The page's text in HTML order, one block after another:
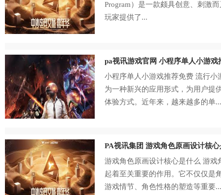
Program）是一款颇具创意、刺激
玩家提供了...
pa视讯游戏官网 小程序单人小游戏
小程序单人小游戏推荐免费 流行小
为一种新兴的应用形式，为用户提
体验方式。近年来，越来越多的单...
PA视讯集团 游戏角色原画设计核
游戏角色原画设计核心是什么 游戏
起着至关重要的作用。它不仅仅是
游戏情节、角色性格的塑造等重要...